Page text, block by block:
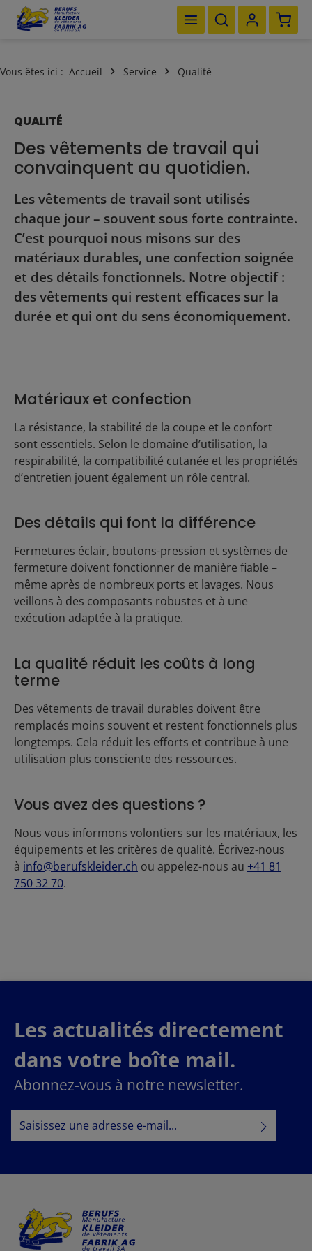
Passer au contenu principal Le
Vous êtes ici : Accueil Service Qualité
QUALITÉ
Des vêtements de travail qui
convainquent au quotidien.
Les vêtements de travail sont utilisés
chaque jour – souvent sous forte contrainte.
C’est pourquoi nous misons sur des
matériaux durables, une confection soignée
et des détails fonctionnels. Notre objectif :
des vêtements qui restent efficaces sur la
durée et qui ont du sens économiquement.
Matériaux et confection
La résistance, la stabilité de la coupe et le confort
sont essentiels. Selon le domaine d’utilisation, la
respirabilité, la compatibilité cutanée et les propriétés
d’entretien jouent également un rôle central.
Des détails qui font la différence
Fermetures éclair, boutons-pression et systèmes de
fermeture doivent fonctionner de manière fiable –
même après de nombreux ports et lavages. Nous
veillons à des composants robustes et à une
exécution adaptée à la pratique.
La qualité réduit les coûts à long
terme
Des vêtements de travail durables doivent être
remplacés moins souvent et restent fonctionnels plus
longtemps. Cela réduit les efforts et contribue à une
utilisation plus consciente des ressources.
Vous avez des questions ?
Nous vous informons volontiers sur les matériaux, les
équipements et les critères de qualité. Écrivez-nous
à info@berufskleider.ch ou appelez-nous au +41 81
750 32 70.
Les actualités directement
dans votre boîte mail.
Abonnez-vous à notre newsletter.
Adresse e-mail*
En sélectionnant Continuer, vous confirmez que vous